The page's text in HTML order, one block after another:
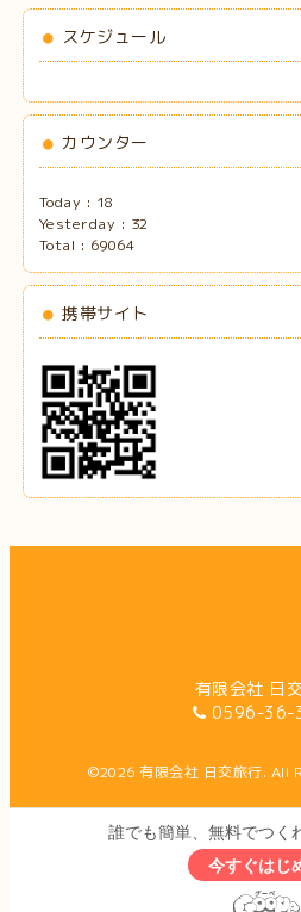
スケジュール
カウンター
Today : 18
Yesterday : 32
Total : 69064
携帯サイト
有限会社 日
0596-36-
©2026有限会社 日交旅行. All
誰でも簡単、無料でつく
今すぐはじ